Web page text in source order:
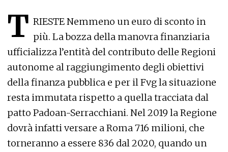
T RIESTE Nemmeno un euro di sconto in
più. La bozza della manovra finanziaria
ufficializza l’entità del contributo delle Regioni
autonome al raggiungimento degli obiettivi
della finanza pubblica e per il Fvg la situazione
resta immutata rispetto a quella tracciata dal
patto Padoan-Serracchiani. Nel 2019 la Regione
dovrà infatti versare a Roma 716 milioni, che
torneranno a essere 836 dal 2020, quando un